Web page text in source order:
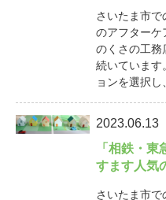
さいたま市で
のアフターケ
のくさの工
続いています
ョンを選択し
2023.06.13
「相鉄・
すます人気
さいたま市で